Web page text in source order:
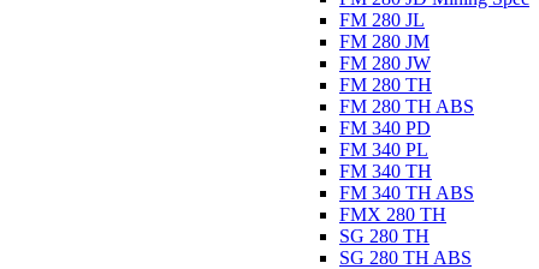
FM 280 JL
FM 280 JM
FM 280 JW
FM 280 TH
FM 280 TH ABS
FM 340 PD
FM 340 PL
FM 340 TH
FM 340 TH ABS
FMX 280 TH
SG 280 TH
SG 280 TH ABS